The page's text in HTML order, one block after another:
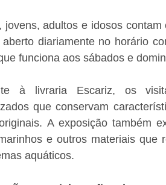
jovens, adultos e idosos
aberto diariamente no horário
funciona aos sábados e
à livraria Escariz, os
que conservam
A exposição também
e outros materiais que
aquáticos.